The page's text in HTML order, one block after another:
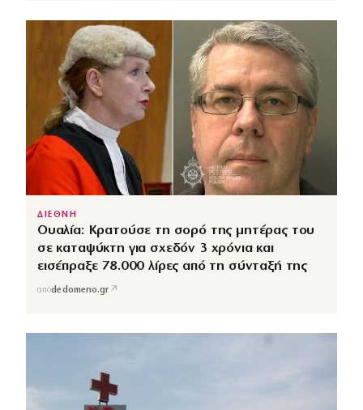
ΔΙΕΘΝΗ
Ουαλία: Κρατούσε τη σορό της μητέρας του
σε καταψύκτη για σχεδόν 3 χρόνια και
εισέπραξε 78.000 λίρες από τη σύνταξή της
απόdedomeno.gr ↗